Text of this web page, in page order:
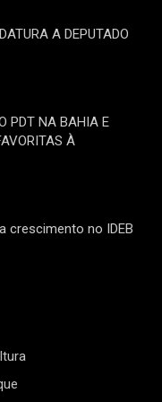
A DEPUTADO
PDT NA BAHIA E
À
crescimento no IDEB